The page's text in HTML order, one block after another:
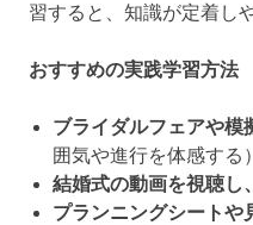
習すると、知識が定着し
おすすめの実践学習方法
ブライダルフェアや模
囲気や進行を体感する）
結婚式の動画を視聴し
プランニングシートや